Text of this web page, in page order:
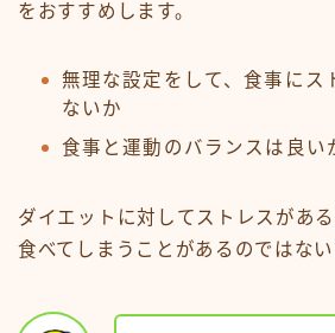
をおすすめします。
無理な設定をして、食事にス
ないか
食事と運動のバランスは良い
ダイエットに対してストレスがあ
食べてしまうことがあるのではない